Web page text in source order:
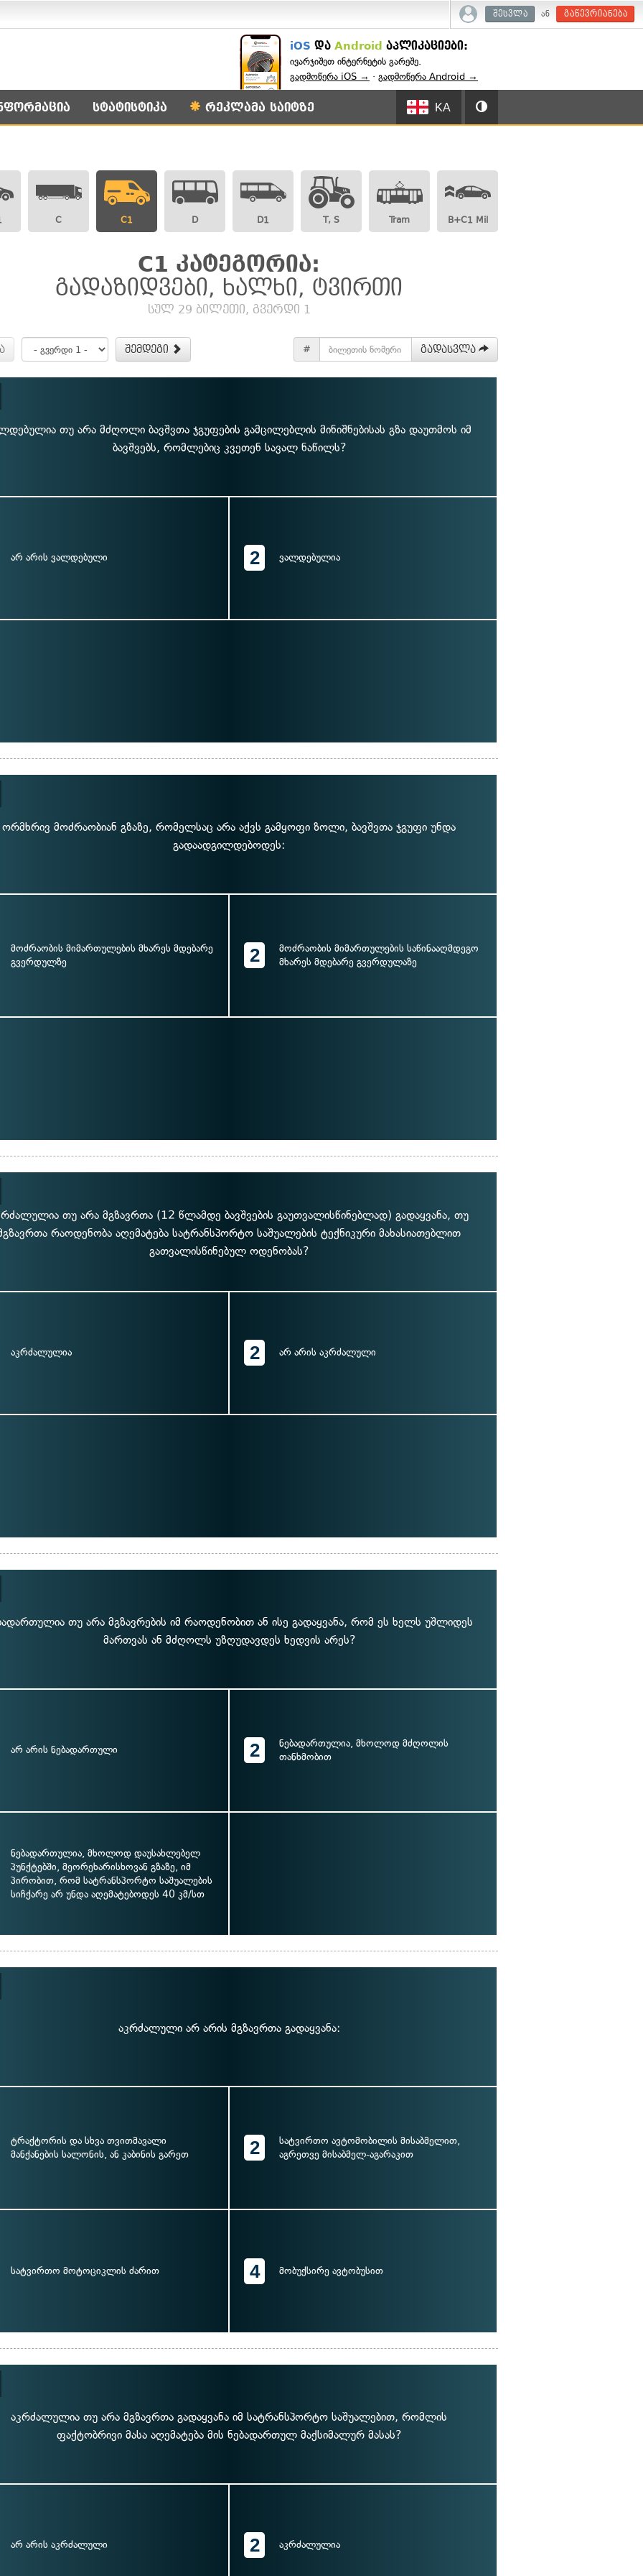
შესვლა ან გაწევრიანება
iOS და Android აპლიკაციები:
ივარჯიშეთ ინტერნეტის გარეშე.
გადმოწერა iOS → · გადმოწერა Android →
სტატისტიკა რეკლამა საიტზე KA
C C1 D D1 T, S Tram B+C1 Mil
C1 კატეგორია:
გადაზიდვები, ხალხი, ტვირთი
სულ 29 ბილეთი, გვერდი 1
შემდეგი # გადასვლა
თუ არა მძღოლი ბავშვთა ჯგუფების გამცილებლის მინიშნებისას გზა დაუთმოს იმ
ბავშვებს, რომლებიც კვეთენ სავალ ნაწილს?
არ არის ვალდებული 2 ვალდებულია
ორმხრივ მოძრაობიან გზაზე, რომელსაც არა აქვს გამყოფი ზოლი, ბავშვთა ჯგუფი უნდა
გადაადგილდებოდეს:
მოძრაობის მიმართულების მხარეს მდებარე
გვერდულზე
2
მოძრაობის მიმართულების საწინააღმდეგო
მხარეს მდებარე გვერდულაზე
თუ არა მგზავრთა (12 წლამდე ბავშვების გაუთვალისწინებლად) გადაყვანა, თუ
რაოდენობა აღემატება სატრანსპორტო საშუალების ტექნიკური მახასიათებლით
გათვალისწინებულ ოდენობას?
აკრძალულია 2 არ არის აკრძალული
თუ არა მგზავრების იმ რაოდენობით ან ისე გადაყვანა, რომ ეს ხელს უშლიდეს
მართვას ან მძღოლს უზღუდავდეს ხედვის არეს?
არ არის ნებადართული 2
ნებადართულია, მხოლოდ მძღოლის
თანხმობით
ნებადართულია, მხოლოდ დაუსახლებელ
პუნქტებში, მეორეხარისხოვან გზაზე, იმ
პირობით, რომ სატრანსპორტო საშუალების
სიჩქარე არ უნდა აღემატებოდეს 40 კმ/სთ
აკრძალული არ არის მგზავრთა გადაყვანა:
ტრაქტორის და სხვა თვითმავალი
მანქანების სალონის, ან კაბინის გარეთ
2
სატვირთო ავტომობილის მისაბმელით,
აგრეთვე მისაბმელ-აგარაკით
სატვირთო მოტოციკლის ძარით 4 მობუქსირე ავტობუსით
აკრძალულია თუ არა მგზავრთა გადაყვანა იმ სატრანსპორტო საშუალებით, რომლის
ფაქტობრივი მასა აღემატება მის ნებადართულ მაქსიმალურ მასას?
არ არის აკრძალული 2 აკრძალულია